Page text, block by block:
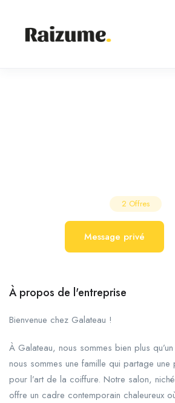
2 Offres
Message privé
À propos de l'entreprise
Bienvenue chez Galateau !
À Galateau, nous sommes bien plus
nous sommes une famille qui partage une
pour l’art de la coiffure. Notre salon,
offre un cadre contemporain chaleureux